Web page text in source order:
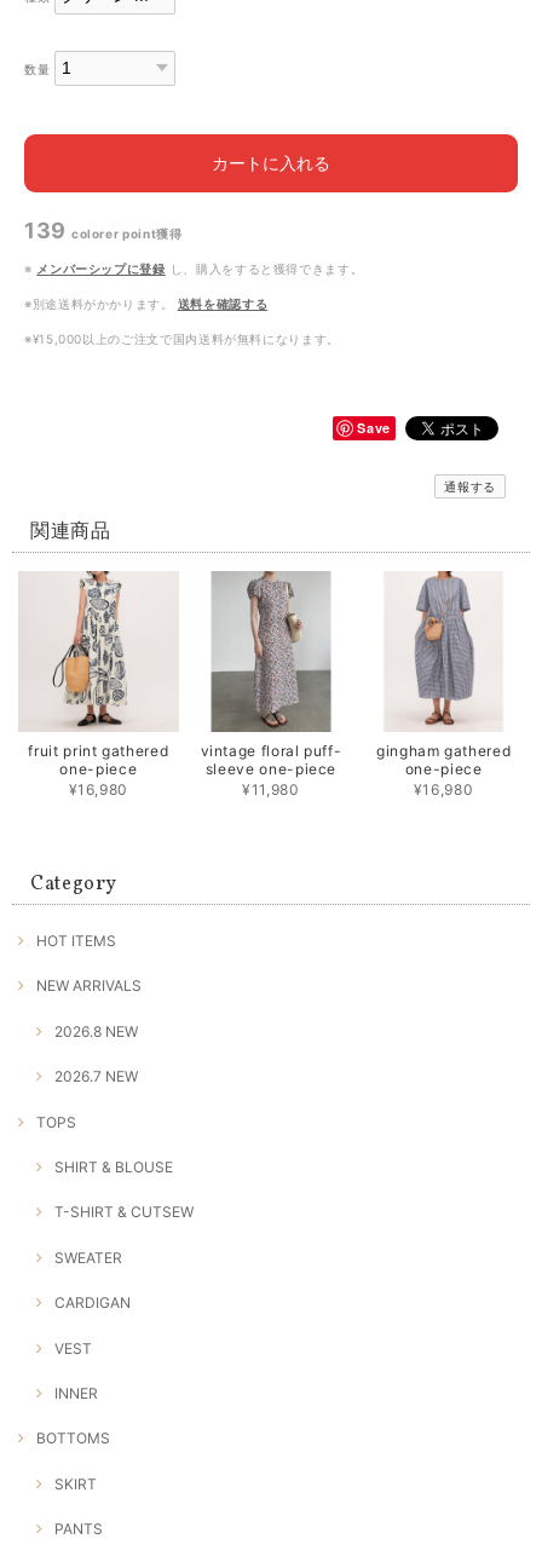
数量
カートに入れる
139 colorer point獲得
※ メンバーシップに登録 し、購入をすると獲得できます。
※別途送料がかかります。 送料を確認する
※¥15,000以上のご注文で国内送料が無料になります。
Save
通報する
関連商品
fruit print gathered
one-piece
¥16,980
vintage floral puff-
sleeve one-piece
¥11,980
gingham gathered
one-piece
¥16,980
Category
HOT ITEMS
NEW ARRIVALS
2026.8 NEW
2026.7 NEW
TOPS
SHIRT & BLOUSE
T-SHIRT & CUTSEW
SWEATER
CARDIGAN
VEST
INNER
BOTTOMS
SKIRT
PANTS